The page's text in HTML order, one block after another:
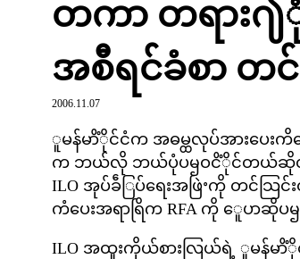
တကာ တရား
အစီရင်ခံစာ တင်
2006.11.07
မန်မာိံိုင်ငံက အဓမ္ထလုပ်အားပေးကိင်္
က ဘယ်လို ဘယ်ပုံပၝဝငိံိုင်တယ်ဆိုတဲ့ ဥ
ILO အုပ်ခဵြပ်ရေးအဖြဲႚကို တင်သ
ကံပေးအရာရြိက RFA ကို ေူပာဆိုပ
ILO အထူးကိုယ်စားလြယ်ရဲ့ ူမန်မာိံို